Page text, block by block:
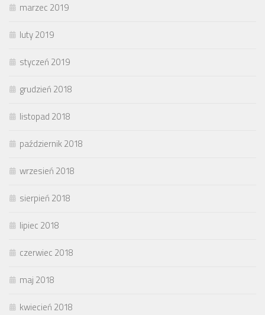
marzec 2019
luty 2019
styczeń 2019
grudzień 2018
listopad 2018
październik 2018
wrzesień 2018
sierpień 2018
lipiec 2018
czerwiec 2018
maj 2018
kwiecień 2018